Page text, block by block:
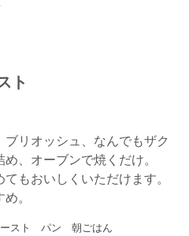
ト
リオッシュ、なんでもザク
、オーブンで焼くだけ。
もおいしくいただけます。
。
スト パン
朝ごはん